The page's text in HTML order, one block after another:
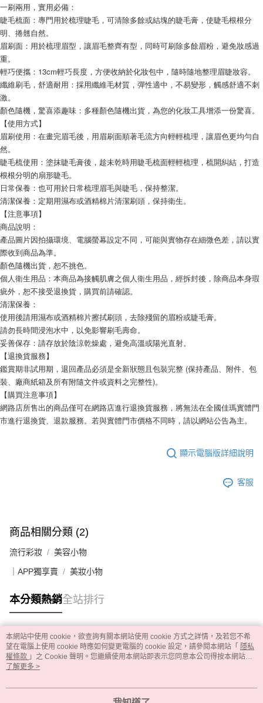
一刷兩用，實用必備：
睫毛梳面：專門用於梳理睫毛，可清除多餘或結塊的睫毛膏，使睫毛根根分
明、捲翹自然。
眉刷面：用於梳理眉型，讓眉毛整齊有型，同時可刷除多餘眉粉，避免妝感過
重。
輕巧便攜：13cm輕巧長度，方便收納於化妝包中，隨時隨地整理眉睫妝容。
纖維刷毛，舒適耐用：採用纖維毛材質，彈性適中，不易變形，觸感舒適不刺
激。
顏色隨機，驚喜添趣味：多種顏色隨機出貨，為您的化妝工具增添一份驚喜。
【使用方式】
眉刷使用：在畫完眉毛後，用眉刷面順著毛流方向輕輕梳理，讓眉色更均勻自
然。
睫毛梳使用：塗抹睫毛膏後，趁未乾時用睫毛梳面輕輕梳理，梳開糾結，打造
根根分明的扇形睫毛。
日常保養：也可用於日常梳理眉毛與睫毛，保持整潔。
清潔保養：定期用濕布或酒精棉片清潔刷頭，保持衛生。
【注意事項】
商品說明：
產品圖片因拍攝環境、電腦螢幕設定不同，可能與實物存在細微色差，請以實
際收到商品為準。
顏色隨機出貨，恕不挑色。
個人衛生用品：本商品為接觸肌膚之個人衛生用品，經拆封後，除商品本身瑕
疵外，恕不接受退換貨，購買前請確認。
清潔保養：
使用後請用濕布或酒精棉片擦拭刷頭，去除殘留的眉粉或睫毛膏。
請勿長時間浸泡水中，以免影響刷毛壽命。
妥善保存：請存放於陰涼乾燥處，避免高溫或陽光直射。
【退換貨服務】
鑑賞期非試用期，退回產品必須是全新狀態且包裝完整 (保持產品、附件、包
裝、廠商紙箱及所有附隨文件或資料之完整性)。
【購買注意事項】
網路店所售出的商品僅可在網路店進行退換貨服務，將無法在全國佳瑪實體門
市進行退換貨、退款服務。若與實體門市價格不同時，請以網站公告為主。
顯示電腦版詳細說明
客服
商品相關分類 (2)
流行彩妝 美容小物
｜APP獨享賣 美妝小物
本分類熱銷全站排行
熱門標籤
本網站中使用 cookie，欲查詢有關本網站使用 cookie 方式之詳情，及若您不希
望在電腦上使用 cookie 時應如何變更電腦的 cookie 設定，請參閱本網站「 隱私
權條款 」之 Cookie 聲明。您繼續使用本網站即表示您同意本公司得按本網站使
用條款之 Cookie 聲明使用 cookie。
了解更多 >